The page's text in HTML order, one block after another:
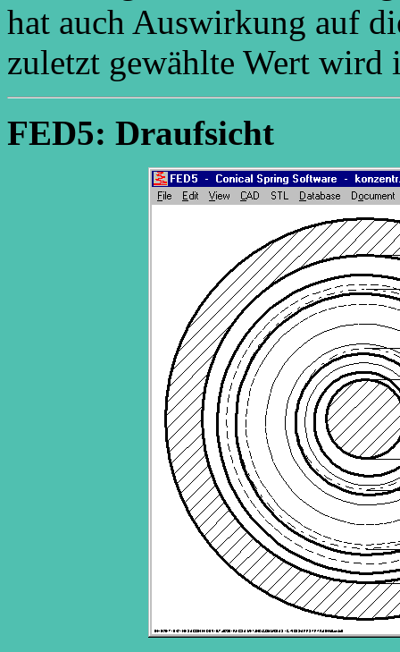
hat auch Auswirkung auf
zuletzt gewählte Wert wird
FED5: Draufsicht